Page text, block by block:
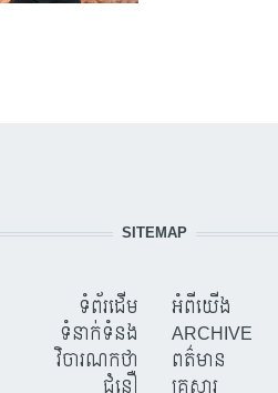
SITEMAP
ទំព័រដើម
ទំនាក់ទំនង
វិចារណកថា
អំពីយើង
ARCHIVE
ពត៌មាន